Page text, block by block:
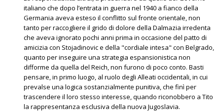
italiano che dopo l’entrata in guerra nel 1940 a fianco della
Germania aveva esteso il conflitto sul fronte orientale, non
tanto per raccogliere il grido di dolore della Dalmazia irredenta
che aveva ignorato pochi anni prima in occasione del patto di
amicizia con Stojadinovic e della "cordiale intesa" con Belgrado,
quanto per inseguire una strategia espansionistica non
difforme da quella del Reich, non furono di poco conto. Basti
pensare, in primo luogo, al ruolo degli Alleati occidentali, in cui
prevalse una logica sostanzialmente punitiva, che finì per
trascendere il loro stesso interesse, quando riconobbero a Tito
la rappresentanza esclusiva della nuova Jugoslavia.